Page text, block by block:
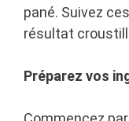
pané. Suivez
résultat
Préparez vos